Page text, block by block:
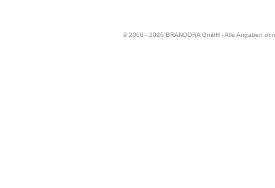
© 2000 - 2026 BRANDORA GmbH - Alle Angaben